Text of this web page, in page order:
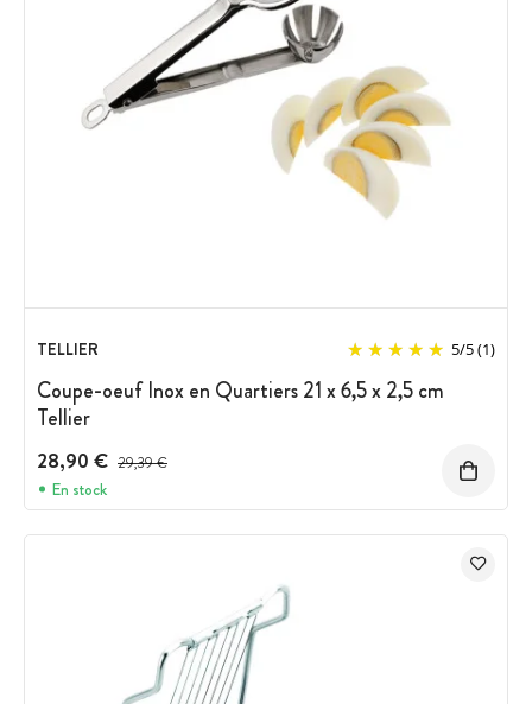
TELLIER 5/5(1)
Coupe-oeuf Inox en Quartiers 21 x 6,5 x 2,5 cm
Tellier
28,90 € Prix avant réduction :
29,39 €
En stock